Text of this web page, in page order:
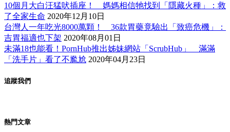
10個月大白汪猛吠插座！ 媽媽相信牠找到「隱藏火種」：救
了全家生命 2020年12月10日
台灣人一年吃光8000萬顆！ 36款胃藥竟驗出「致癌危機」：
吉胃福適也下架 2020年08月01日
未滿18也能看！PornHub推出姊妹網站「ScrubHub」 滿滿
「洗手片」看了不尷尬 2020年04月23日
追蹤我們
熱門文章